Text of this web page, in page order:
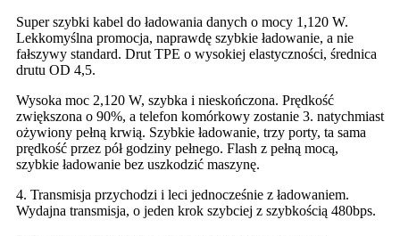
Super szybki kabel do ładowania danych o mocy 1,120 W.
Lekkomyślna promocja, naprawdę szybkie ładowanie, a nie
fałszywy standard. Drut TPE o wysokiej elastyczności, średnica
drutu OD 4,5.
Wysoka moc 2,120 W, szybka i nieskończona. Prędkość
zwiększona o 90%, a telefon komórkowy zostanie 3. natychmiast
ożywiony pełną krwią. Szybkie ładowanie, trzy porty, ta sama
prędkość przez pół godziny pełnego. Flash z pełną mocą,
szybkie ładowanie bez uszkodzić maszynę.
4. Transmisja przychodzi i leci jednocześnie z ładowaniem.
Wydajna transmisja, o jeden krok szybciej z szybkością 480bps.